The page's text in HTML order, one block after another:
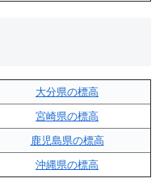
大分県の標高
宮崎県の標高
鹿児島県の標高
沖縄県の標高